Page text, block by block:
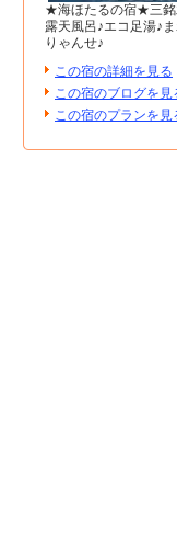
★海ほたるの宿★三
露天風呂♪エコ足湯♪
りゃんせ♪
この宿の詳細を見る
この宿のブログを見
この宿のプランを見